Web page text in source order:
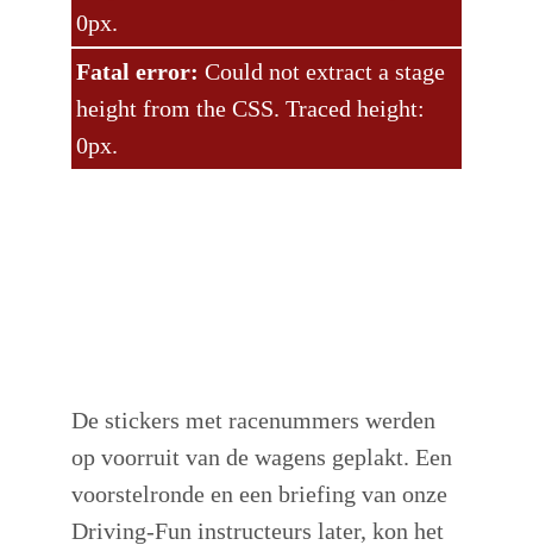
0px.
Fatal error: Could not extract a stage
height from the CSS. Traced height:
0px.
De stickers met racenummers werden
op voorruit van de wagens geplakt. Een
voorstelronde en een briefing van onze
Driving-Fun instructeurs later, kon het